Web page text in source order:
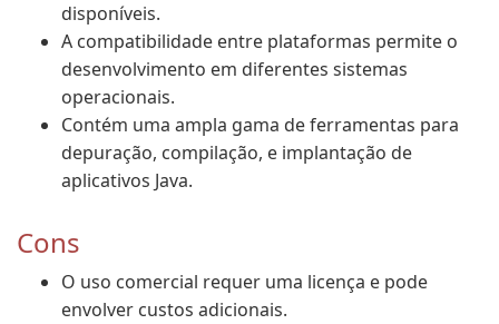
disponíveis.
A compatibilidade entre plataformas permite o
desenvolvimento em diferentes sistemas
operacionais.
Contém uma ampla gama de ferramentas para
depuração, compilação, e implantação de
aplicativos Java.
Cons
O uso comercial requer uma licença e pode
envolver custos adicionais.